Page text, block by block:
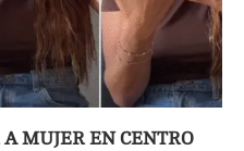
MUJER EN CENTRO